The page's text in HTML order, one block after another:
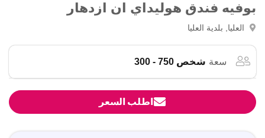
بوفيه فندق هوليداي ان ازدهار
سعة شخص 750 - 300
اطلب السعر